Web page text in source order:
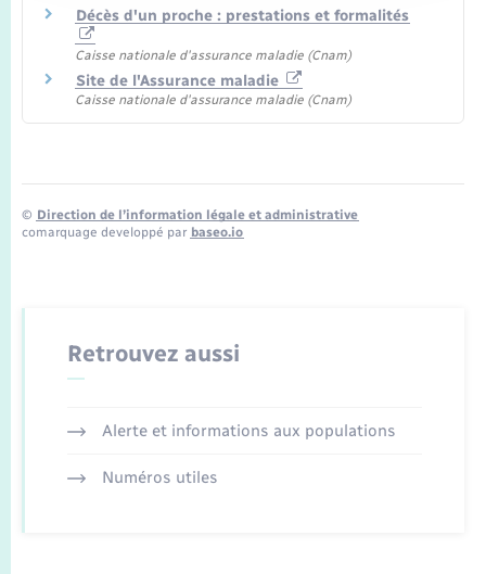
Décès d'un proche : prestations et formalités
Caisse nationale d'assurance maladie (Cnam)
Site de l'Assurance maladie
Caisse nationale d'assurance maladie (Cnam)
© Direction de l’information légale et administrative
comarquage developpé par baseo.io
Retrouvez aussi
Alerte et informations aux populations
Numéros utiles